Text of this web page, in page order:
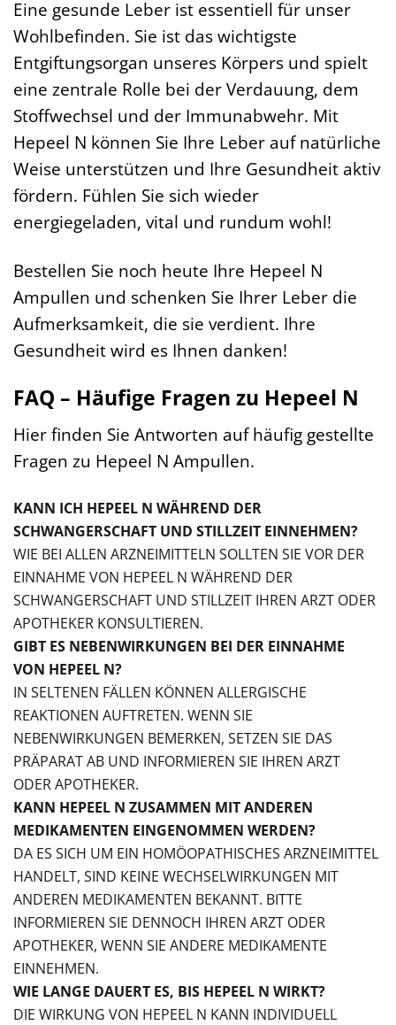
Eine gesunde Leber ist essentiell für unser
Wohlbefinden. Sie ist das wichtigste
Entgiftungsorgan unseres Körpers und spielt
eine zentrale Rolle bei der Verdauung, dem
Stoffwechsel und der Immunabwehr. Mit
Hepeel N können Sie Ihre Leber auf natürliche
Weise unterstützen und Ihre Gesundheit aktiv
fördern. Fühlen Sie sich wieder
energiegeladen, vital und rundum wohl!
Bestellen Sie noch heute Ihre Hepeel N
Ampullen und schenken Sie Ihrer Leber die
Aufmerksamkeit, die sie verdient. Ihre
Gesundheit wird es Ihnen danken!
FAQ – Häufige Fragen zu Hepeel N
Hier finden Sie Antworten auf häufig gestellte
Fragen zu Hepeel N Ampullen.
KANN ICH HEPEEL N WÄHREND DER
SCHWANGERSCHAFT UND STILLZEIT EINNEHMEN?
WIE BEI ALLEN ARZNEIMITTELN SOLLTEN SIE VOR DER
EINNAHME VON HEPEEL N WÄHREND DER
SCHWANGERSCHAFT UND STILLZEIT IHREN ARZT ODER
APOTHEKER KONSULTIEREN.
GIBT ES NEBENWIRKUNGEN BEI DER EINNAHME
VON HEPEEL N?
IN SELTENEN FÄLLEN KÖNNEN ALLERGISCHE
REAKTIONEN AUFTRETEN. WENN SIE
NEBENWIRKUNGEN BEMERKEN, SETZEN SIE DAS
PRÄPARAT AB UND INFORMIEREN SIE IHREN ARZT
ODER APOTHEKER.
KANN HEPEEL N ZUSAMMEN MIT ANDEREN
MEDIKAMENTEN EINGENOMMEN WERDEN?
DA ES SICH UM EIN HOMÖOPATHISCHES ARZNEIMITTEL
HANDELT, SIND KEINE WECHSELWIRKUNGEN MIT
ANDEREN MEDIKAMENTEN BEKANNT. BITTE
INFORMIEREN SIE DENNOCH IHREN ARZT ODER
APOTHEKER, WENN SIE ANDERE MEDIKAMENTE
EINNEHMEN.
WIE LANGE DAUERT ES, BIS HEPEEL N WIRKT?
DIE WIRKUNG VON HEPEEL N KANN INDIVIDUELL